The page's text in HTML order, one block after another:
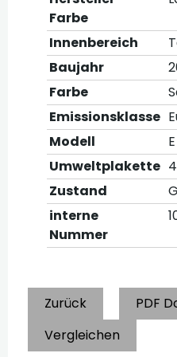
Farbe
Innenbereich
Baujahr
Farbe
Emissionsklasse
Modell
Umweltplakette
Zustand
interne
Nummer
Zurück
PDF
Vergleichen